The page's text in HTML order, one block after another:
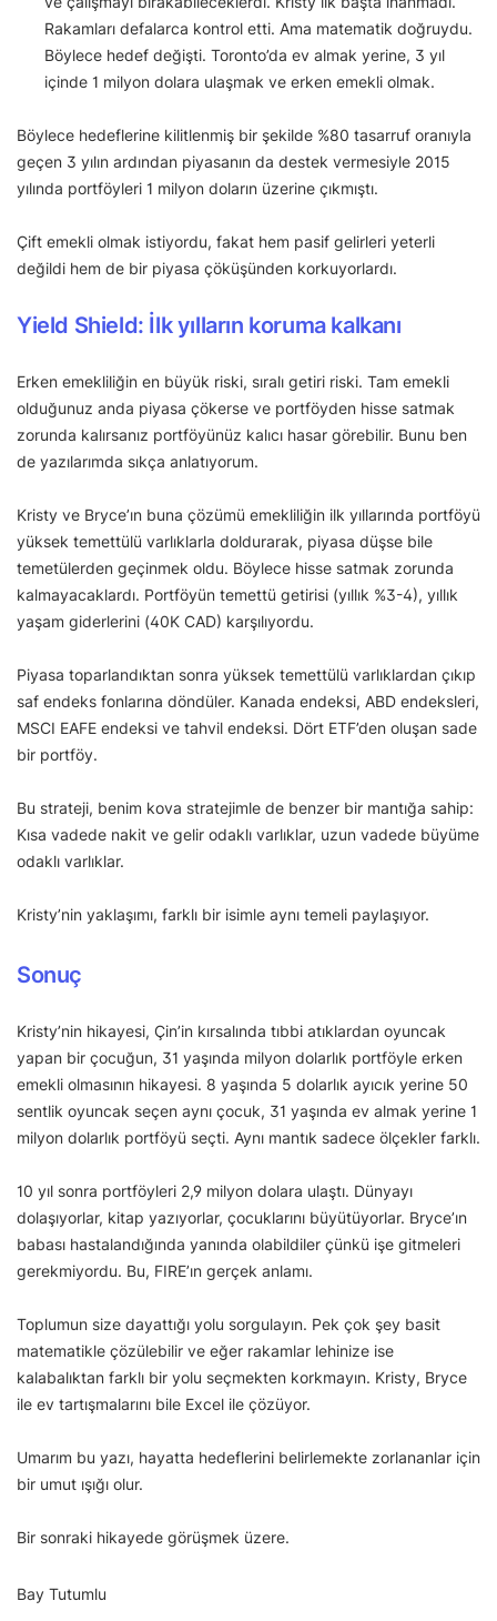
Rakamları defalarca kontrol etti. Ama matematik doğruydu.
Böylece hedef değişti. Toronto’da ev almak yerine, 3 yıl
içinde 1 milyon dolara ulaşmak ve erken emekli olmak.
Böylece hedeflerine kilitlenmiş bir şekilde %80 tasarruf oranıyla
geçen 3 yılın ardından piyasanın da destek vermesiyle 2015
yılında portföyleri 1 milyon doların üzerine çıkmıştı.
Çift emekli olmak istiyordu, fakat hem pasif gelirleri yeterli
değildi hem de bir piyasa çöküşünden korkuyorlardı.
Yield Shield: İlk yılların koruma kalkanı
Erken emekliliğin en büyük riski, sıralı getiri riski. Tam emekli
olduğunuz anda piyasa çökerse ve portföyden hisse satmak
zorunda kalırsanız portföyünüz kalıcı hasar görebilir. Bunu ben
de yazılarımda sıkça anlatıyorum.
Kristy ve Bryce’ın buna çözümü emekliliğin ilk yıllarında portföyü
yüksek temettülü varlıklarla doldurarak, piyasa düşse bile
temetülerden geçinmek oldu. Böylece hisse satmak zorunda
kalmayacaklardı. Portföyün temettü getirisi (yıllık %3-4), yıllık
yaşam giderlerini (40K CAD) karşılıyordu.
Piyasa toparlandıktan sonra yüksek temettülü varlıklardan çıkıp
saf endeks fonlarına döndüler. Kanada endeksi, ABD endeksleri,
MSCI EAFE endeksi ve tahvil endeksi. Dört ETF’den oluşan sade
bir portföy.
Bu strateji, benim kova stratejimle de benzer bir mantığa sahip:
Kısa vadede nakit ve gelir odaklı varlıklar, uzun vadede büyüme
odaklı varlıklar.
Kristy’nin yaklaşımı, farklı bir isimle aynı temeli paylaşıyor.
Sonuç
Kristy’nin hikayesi, Çin’in kırsalında tıbbi atıklardan oyuncak
yapan bir çocuğun, 31 yaşında milyon dolarlık portföyle erken
emekli olmasının hikayesi. 8 yaşında 5 dolarlık ayıcık yerine 50
sentlik oyuncak seçen aynı çocuk, 31 yaşında ev almak yerine 1
milyon dolarlık portföyü seçti. Aynı mantık sadece ölçekler farklı.
10 yıl sonra portföyleri 2,9 milyon dolara ulaştı. Dünyayı
dolaşıyorlar, kitap yazıyorlar, çocuklarını büyütüyorlar. Bryce’ın
babası hastalandığında yanında olabildiler çünkü işe gitmeleri
gerekmiyordu. Bu, FIRE’ın gerçek anlamı.
Toplumun size dayattığı yolu sorgulayın. Pek çok şey basit
matematikle çözülebilir ve eğer rakamlar lehinize ise
kalabalıktan farklı bir yolu seçmekten korkmayın. Kristy, Bryce
ile ev tartışmalarını bile Excel ile çözüyor.
Umarım bu yazı, hayatta hedeflerini belirlemekte zorlananlar için
bir umut ışığı olur.
Bir sonraki hikayede görüşmek üzere.
Bay Tutumlu